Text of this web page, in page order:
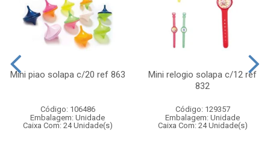
Mini piao solapa c/20 ref 863
Código: 106486
Embalagem: Unidade
Caixa Com: 24 Unidade(s)
Mini relogio solapa c/12 ref
832
Código: 129357
Embalagem: Unidade
Caixa Com: 24 Unidade(s)